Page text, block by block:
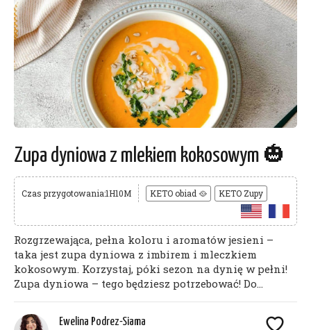
Zupa dyniowa z mlekiem kokosowym 🎃
Czas przygotowania:1H10M KETO obiad 🥘 KETO Zupy
Rozgrzewająca, pełna koloru i aromatów jesieni –
taka jest zupa dyniowa z imbirem i mleczkiem
kokosowym. Korzystaj, póki sezon na dynię w pełni!
Zupa dyniowa – tego będziesz potrzebować! Do...
Ewelina Podrez-Siama